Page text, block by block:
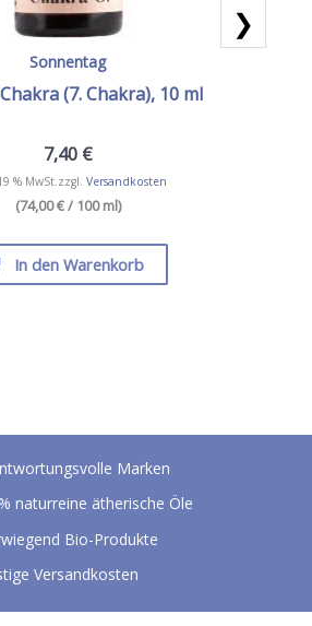
Sonnentag
(7. Chakra), 10 ml
7,40 €
% MwSt. zzgl. Versandkosten
(74,00 € / 100 ml)
In den Warenkorb
❯
Marken
naturreine ätherische Öle
Bio-Produkte
Versandkosten